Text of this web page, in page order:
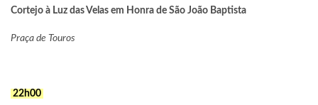
Cortejo à Luz das Velas em Honra de São João Baptista
Praça de Touros
22h00